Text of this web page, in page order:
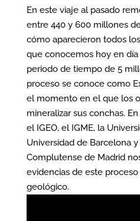
En este viaje al pasado
entre 440 y 600 millones
cómo aparecieron todos
que conocemos hoy en
periodo de tiempo de 5
proceso se conoce como
el momento en el que los
mineralizar sus conchas.
el IGEO, el IGME, la
Universidad de Barcelona
Complutense de Madrid
evidencias de este
geológico.